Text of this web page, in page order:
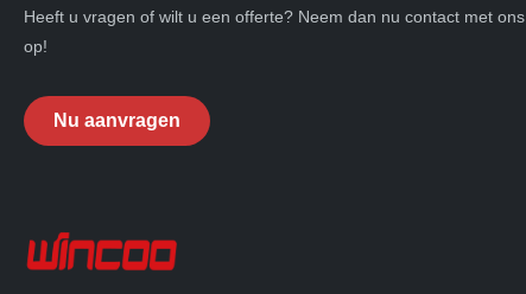
Heeft u vragen of wilt u een offerte? Neem dan nu contact met ons
op!
Nu aanvragen